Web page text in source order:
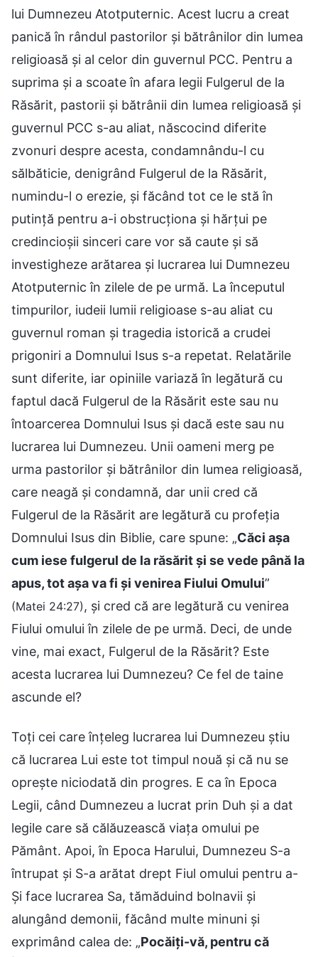
lui Dumnezeu Atotputernic. Acest lucru a creat
panică în rândul pastorilor și bătrânilor din lumea
religioasă și al celor din guvernul PCC. Pentru a
suprima și a scoate în afara legii Fulgerul de la
Răsărit, pastorii și bătrânii din lumea religioasă și
guvernul PCC s-au aliat, născocind diferite
zvonuri despre acesta, condamnându-l cu
sălbăticie, denigrând Fulgerul de la Răsărit,
numindu-l o erezie, și făcând tot ce le stă în
putință pentru a-i obstrucționa și hărțui pe
credincioșii sinceri care vor să caute și să
investigheze arătarea și lucrarea lui Dumnezeu
Atotputernic în zilele de pe urmă. La începutul
timpurilor, iudeii lumii religioase s-au aliat cu
guvernul roman și tragedia istorică a crudei
prigoniri a Domnului Isus s-a repetat. Relatările
sunt diferite, iar opiniile variază în legătură cu
faptul dacă Fulgerul de la Răsărit este sau nu
întoarcerea Domnului Isus și dacă este sau nu
lucrarea lui Dumnezeu. Unii oameni merg pe
urma pastorilor și bătrânilor din lumea religioasă,
care neagă și condamnă, dar unii cred că
Fulgerul de la Răsărit are legătură cu profeția
Domnului Isus din Biblie, care spune: „Căci așa
cum iese fulgerul de la răsărit și se vede până la
apus, tot așa va fi și venirea Fiului Omului”
(Matei 24:27) , și cred că are legătură cu venirea
Fiului omului în zilele de pe urmă. Deci, de unde
vine, mai exact, Fulgerul de la Răsărit? Este
acesta lucrarea lui Dumnezeu? Ce fel de taine
ascunde el?
Toți cei care înțeleg lucrarea lui Dumnezeu știu
că lucrarea Lui este tot timpul nouă și că nu se
oprește niciodată din progres. E ca în Epoca
Legii, când Dumnezeu a lucrat prin Duh și a dat
legile care să călăuzească viața omului pe
Pământ. Apoi, în Epoca Harului, Dumnezeu S-a
întrupat și S-a arătat drept Fiul omului pentru a-
Și face lucrarea Sa, tămăduind bolnavii și
alungând demonii, făcând multe minuni și
exprimând calea de: „Pocăiţi-vă, pentru că